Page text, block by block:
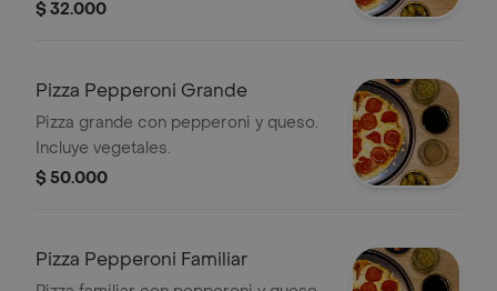
acompañamiento visibles como
$ 32.000
Pizza Pepperoni Grande
Pizza grande con pepperoni y queso.
Incluye vegetales.
$ 50.000
Pizza Pepperoni Familiar